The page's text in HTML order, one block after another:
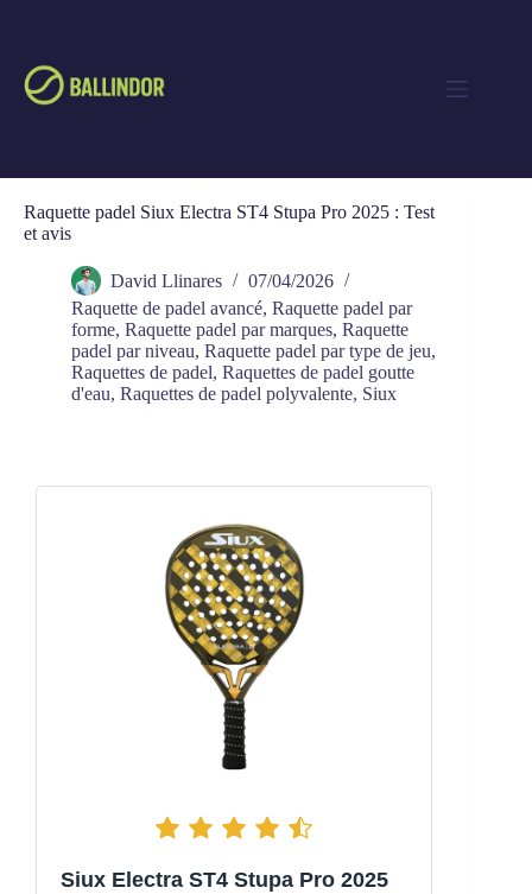
Raquette padel Siux Electra ST4 Stupa Pro 2025 : Test
et avis
David Llinares
07/04/2026
Raquette de padel avancé, Raquette padel par
forme, Raquette padel par marques, Raquette
padel par niveau, Raquette padel par type de jeu,
Raquettes de padel, Raquettes de padel goutte
d'eau, Raquettes de padel polyvalente, Siux
Siux Electra ST4 Stupa Pro 2025